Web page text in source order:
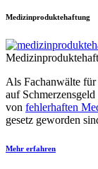
Medizinproduktehaftung
Als Fachanwälte
auf
von fehlerhaften
gesetz geworden
Mehr erfahren